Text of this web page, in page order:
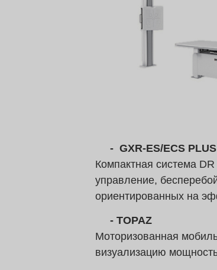
-GXR-ES/ECS PLUS
Компактная система
управление,
ориентированных на
- TOPAZ
Моторизованная
визуализацию